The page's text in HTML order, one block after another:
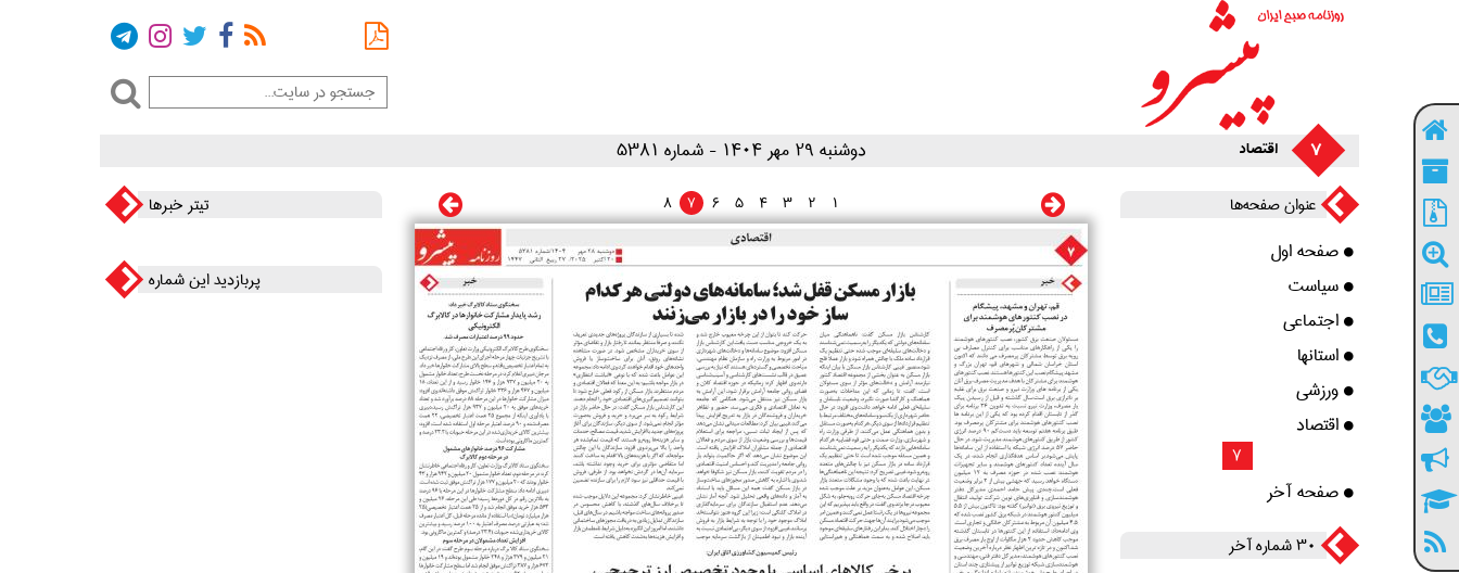
7 اقتصاد ۱۴۰۴ دوشنبه ۲۹ مهر - شماره 5381
تیتر خبرها
پربازدید این شماره
1
2
3
4
5
6
7
8 عنوان صفحه‌ها
صفحه اول
سیاست
اجتماعی
استانها
ورزشی
اقتصاد
7
صفحه آخر
30 شماره آخر